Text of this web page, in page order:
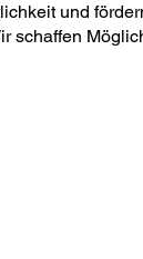
und
schaffen